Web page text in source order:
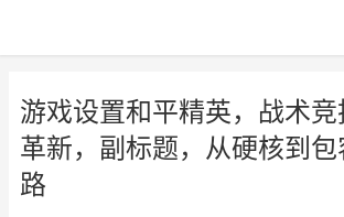
游戏设置和平精英，战术
革新，副标题，从硬核到
路